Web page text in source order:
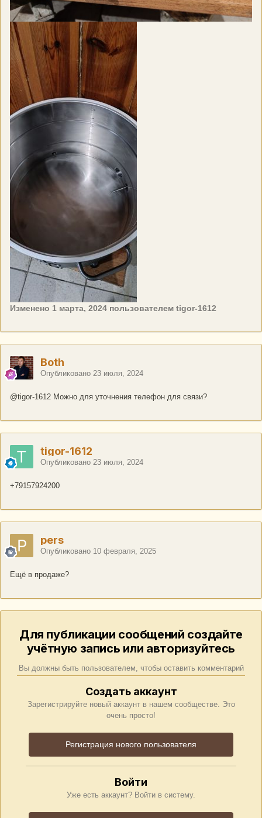
Изменено 1 марта, 2024 пользователем tigor-1612
Both
Опубликовано 23 июля, 2024
@tigor-1612 Можно для уточнения телефон для связи?
tigor-1612
Опубликовано 23 июля, 2024
+79157924200
pers
Опубликовано 10 февраля, 2025
Ещё в продаже?
Для публикации сообщений создайте
учётную запись или авторизуйтесь
Вы должны быть пользователем, чтобы оставить комментарий
Создать аккаунт
Зарегистрируйте новый аккаунт в нашем сообществе. Это
очень просто!
Регистрация нового пользователя
Войти
Уже есть аккаунт? Войти в систему.